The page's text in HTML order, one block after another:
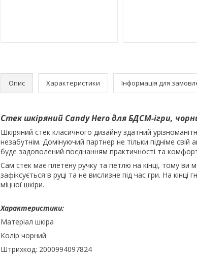
Опис Характеристики Інформація для
Стек шкіряний Candy Hero для БДСМ-ігри,
Шкіряний стек класичного дизайну здатний
незабутнім. Домінуючий партнер не тільки підніме
буде задоволений поєднанням практичності та
Сам стек має плетену ручку та петлю на кінці, тому
зафіксується в руці та не вислизне під час гри. На кінці
міцної шкіри.
Характеристики:
Матеріал шкіра
Колір чорний
Штрихкод: 2000994097824